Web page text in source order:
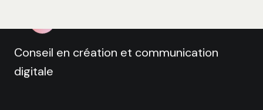
Conseil en création et communication
digitale